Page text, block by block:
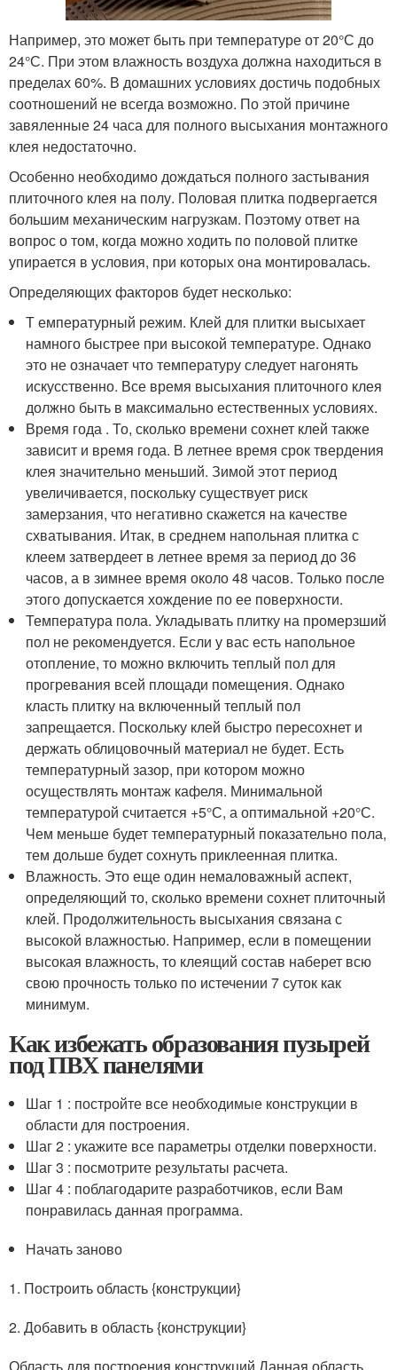
Например, это может быть при температуре от 20°С до
24°С. При этом влажность воздуха должна находиться в
пределах 60%. В домашних условиях достичь подобных
соотношений не всегда возможно. По этой причине
завяленные 24 часа для полного высыхания монтажного
клея недостаточно.
Особенно необходимо дождаться полного застывания
плиточного клея на полу. Половая плитка подвергается
большим механическим нагрузкам. Поэтому ответ на
вопрос о том, когда можно ходить по половой плитке
упирается в условия, при которых она монтировалась.
Определяющих факторов будет несколько:
Т емпературный режим. Клей для плитки высыхает
намного быстрее при высокой температуре. Однако
это не означает что температуру следует нагонять
искусственно. Все время высыхания плиточного клея
должно быть в максимально естественных условиях.
Время года . То, сколько времени сохнет клей также
зависит и время года. В летнее время срок твердения
клея значительно меньший. Зимой этот период
увеличивается, поскольку существует риск
замерзания, что негативно скажется на качестве
схватывания. Итак, в среднем напольная плитка с
клеем затвердеет в летнее время за период до 36
часов, а в зимнее время около 48 часов. Только после
этого допускается хождение по ее поверхности.
Температура пола. Укладывать плитку на промерзший
пол не рекомендуется. Если у вас есть напольное
отопление, то можно включить теплый пол для
прогревания всей площади помещения. Однако
класть плитку на включенный теплый пол
запрещается. Поскольку клей быстро пересохнет и
держать облицовочный материал не будет. Есть
температурный зазор, при котором можно
осуществлять монтаж кафеля. Минимальной
температурой считается +5°С, а оптимальной +20°С.
Чем меньше будет температурный показательно пола,
тем дольше будет сохнуть приклеенная плитка.
Влажность. Это еще один немаловажный аспект,
определяющий то, сколько времени сохнет плиточный
клей. Продолжительность высыхания связана с
высокой влажностью. Например, если в помещении
высокая влажность, то клеящий состав наберет всю
свою прочность только по истечении 7 суток как
минимум.
Как избежать образования пузырей
под ПВХ панелями
Шаг 1 : постройте все необходимые конструкции в
области для построения.
Шаг 2 : укажите все параметры отделки поверхности.
Шаг 3 : посмотрите результаты расчета.
Шаг 4 : поблагодарите разработчиков, если Вам
понравилась данная программа.
Начать заново
1. Построить область {конструкции}
2. Добавить в область {конструкции}